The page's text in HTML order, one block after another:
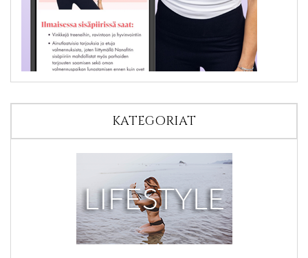
KATEGORIAT